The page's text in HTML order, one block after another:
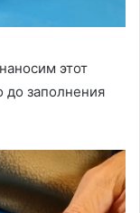
этот
до заполнения